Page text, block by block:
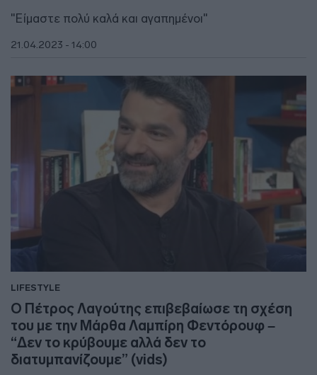
"Είμαστε πολύ καλά και αγαπημένοι"
21.04.2023 - 14:00
LIFESTYLE
Ο Πέτρος Λαγούτης επιβεβαίωσε τη σχέση
του με την Μάρθα Λαμπίρη Φεντόρουφ –
“Δεν το κρύβουμε αλλά δεν το
διατυμπανίζουμε” (vids)